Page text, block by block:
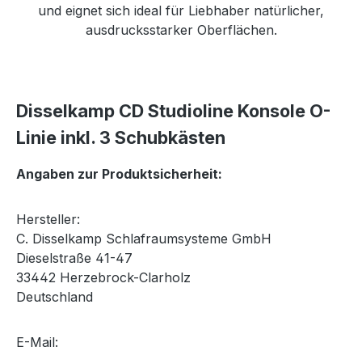
und eignet sich ideal für Liebhaber natürlicher,
ausdrucksstarker Oberflächen.
Disselkamp CD Studioline Konsole O-
Linie inkl. 3 Schubkästen
Angaben zur Produktsicherheit:
Hersteller:
C. Disselkamp Schlafraumsysteme GmbH
Dieselstraße 41-47
33442 Herzebrock-Clarholz
Deutschland
E-Mail: